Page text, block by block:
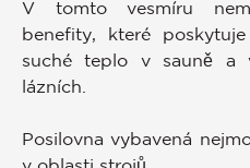
V tomto vesmíru
benefity, které
suché teplo v sauně a
lázních.
Posilovna vybavená